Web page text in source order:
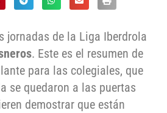
jornadas de la Liga Iberdrola
. Este es el resumen de
para las colegiales, que
se quedaron a las puertas
demostrar que están